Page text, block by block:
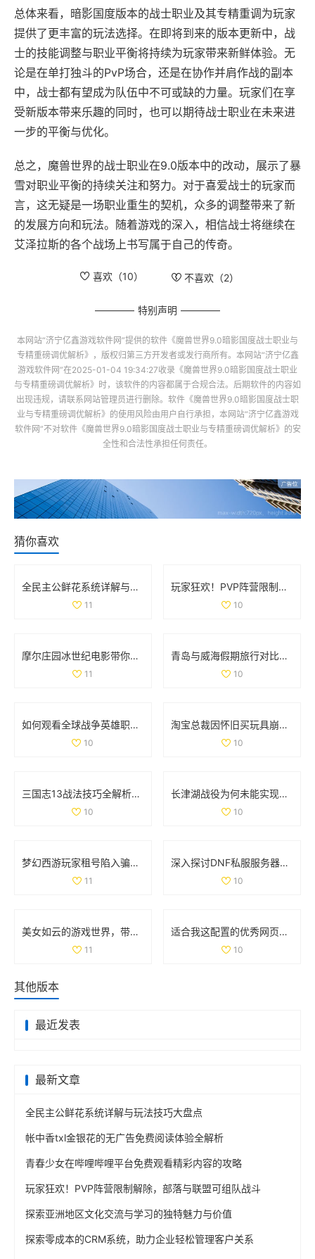
总体来看，暗影国度版本的战士职业及其专精重调为玩家
提供了更丰富的玩法选择。在即将到来的版本更新中，战
士的技能调整与职业平衡将持续为玩家带来新鲜体验。无
论是在单打独斗的PvP场合，还是在协作并肩作战的副本
中，战士都有望成为队伍中不可或缺的力量。玩家们在享
受新版本带来乐趣的同时，也可以期待战士职业在未来进
一步的平衡与优化。
总之，魔兽世界的战士职业在9.0版本中的改动，展示了暴
雪对职业平衡的持续关注和努力。对于喜爱战士的玩家而
言，这无疑是一场职业重生的契机，众多的调整带来了新
的发展方向和玩法。随着游戏的深入，相信战士将继续在
艾泽拉斯的各个战场上书写属于自己的传奇。
喜欢（10） 不喜欢（2）
特别声明
本网站“济宁亿鑫游戏软件网”提供的软件 《魔兽世界9.0暗影国度战士职业与
专精重磅调优解析》 ，版权归第三方开发者或发行商所有。本网站“济宁亿鑫
游戏软件网”在2025-01-04 19:34:27收录 《魔兽世界9.0暗影国度战士职业
与专精重磅调优解析》 时，该软件的内容都属于合规合法。后期软件的内容如
出现违规，请联系网站管理员进行删除。软件 《魔兽世界9.0暗影国度战士职
业与专精重磅调优解析》 的使用风险由用户自行承担，本网站“济宁亿鑫游戏
软件网”不对软件《魔兽世界9.0暗影国度战士职业与专精重磅调优解析》 的安
全性和合法性承担任何责任。
猜你喜欢
全民主公鲜花系统详解与玩法技巧大盘点
11
玩家狂欢！PVP阵营限制解除，部落与联盟可组队战斗
10
摩尔庄园冰世纪电影带你领略全新奇幻冒险旅程
11
青岛与威海假期旅行对比全解析，哪个更值得去探索
10
如何观看全球战争英雄职业赛事的最新信息与平台推荐
10
淘宝总裁因怀旧买玩具崩溃哭泣引发热议
10
三国志13战法技巧全解析：全面掌握战法使用策略与方法
10
长津湖战役为何未能实现全歼敌军的深度解析
10
梦幻西游玩家租号陷入骗局 CBG应优化租赁功能保障权益
11
深入探讨DNF私服服务器的安全隐患及技术挑战
10
美女如云的游戏世界，带你领略视觉盛宴的无限魅力
11
适合我这配置的优秀网页游戏和单机游戏推荐
10
其他版本
最近发表
最新文章
全民主公鲜花系统详解与玩法技巧大盘点
帐中香txl金银花的无广告免费阅读体验全解析
青春少女在哔哩哔哩平台免费观看精彩内容的攻略
玩家狂欢！PVP阵营限制解除，部落与联盟可组队战斗
探索亚洲地区文化交流与学习的独特魅力与价值
探索零成本的CRM系统，助力企业轻松管理客户关系